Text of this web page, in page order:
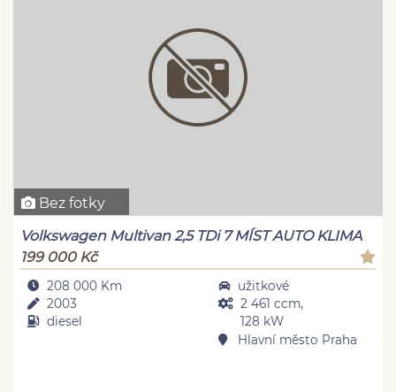
Bez fotky
Volkswagen Multivan 2,5 TDi 7 MÍST AUTO KLIMA
199 000 Kč
208 000 Km
2003
diesel
užitkové
2 461 ccm,
128 kW
Hlavní město Praha